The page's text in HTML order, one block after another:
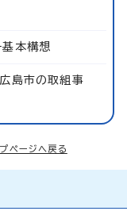
本構想
広島市の取組事
プページへ戻る